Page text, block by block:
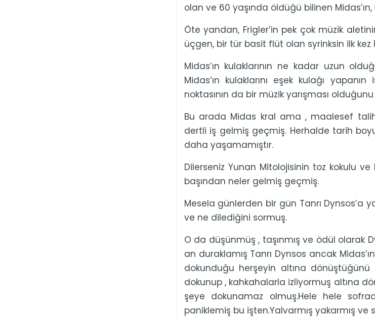
olan ve 60 yaşında öldüğü bilinen Midas’ın,
Öte yandan, Frigler’in pek çok müzik
üçgen, bir tür basit flüt olan syrinksin ilk kez
Midas’ın kulaklarının ne kadar uzun
Midas’ın kulaklarını eşek kulağı
noktasının da bir müzik yarışması olduğunu
Bu arada Midas kral ama , maalesef
dertli iş gelmiş geçmiş. Herhalde tarih
daha yaşamamıştır.
Dilerseniz Yunan Mitolojisinin toz kokulu
başından neler gelmiş geçmiş.
Mesela günlerden bir gün Tanrı Dynsos’a
ve ne dilediğini sormuş.
O da düşünmüş , taşınmış ve ödül olarak
an duraklamış Tanrı Dynsos ancak
dokunduğu herşeyin altına
dokunup , kahkahalarla izliyormuş altına
şeye dokunamaz olmuş.Hele hele
paniklemiş bu işten.Yalvarmış yakarmış